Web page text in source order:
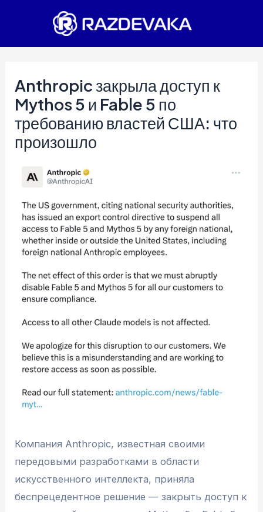
Anthropic закрыла доступ к
Mythos 5 и Fable 5 по
требованию властей США: что
произошло
Компания Anthropic, известная своими
передовыми разработками в области
искусственного интеллекта, приняла
беспрецедентное решение — закрыть доступ к